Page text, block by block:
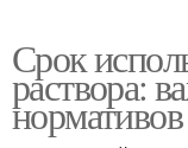
Срок
раствора:
нормативов